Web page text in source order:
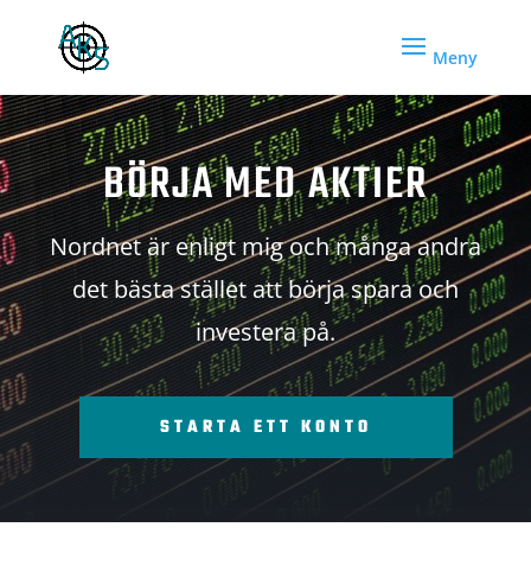
BÖRJA MED AKTIER
Nordnet är enligt mig och många andra
det bästa stället att börja spara och
investera på.
STARTA ETT KONTO